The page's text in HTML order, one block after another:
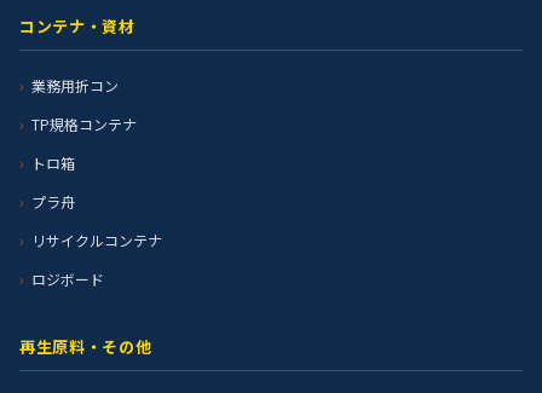
コンテナ・資材
業務用折コン
TP規格コンテナ
トロ箱
プラ舟
リサイクルコンテナ
ロジボード
再生原料・その他